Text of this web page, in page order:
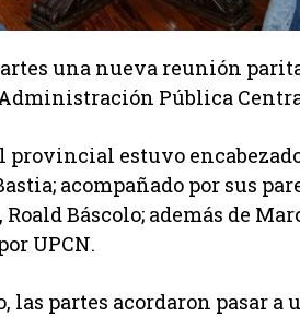
una nueva reunión
Pública
provincial estuvo
acompañado por sus
Báscolo; además de
UPCN.
las partes acordaron pasar